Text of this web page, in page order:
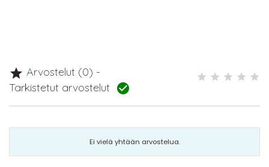
 Arvostelut (0) -
Tarkistetut arvostelut 
Ei vielä yhtään arvostelua.